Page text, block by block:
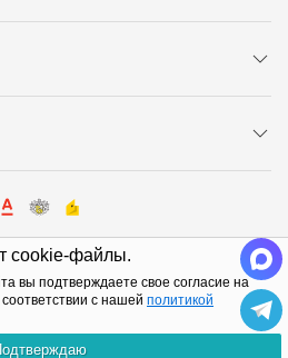
cookie-файлы.
вы подтверждаете свое согласие на
с нашей политикой